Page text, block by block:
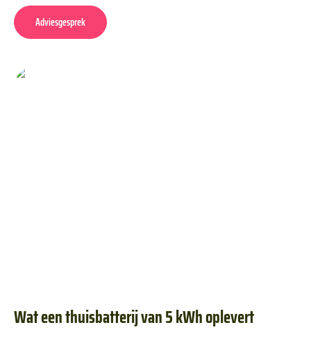
Adviesgesprek
Wat een thuisbatterij van 5 kWh oplevert